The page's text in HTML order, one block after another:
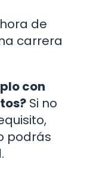
de
carrera
con
Si no
podrás